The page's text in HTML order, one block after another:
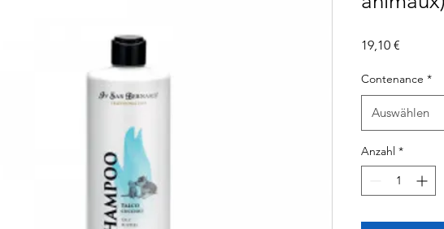
19,10 €
Contenance *
Auswählen
Anzahl *